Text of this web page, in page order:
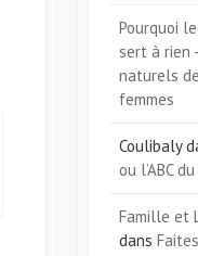
Pourquoi
sert à rien
naturels
femmes
Coulibaly
ou l’ABC
Famille et
dans